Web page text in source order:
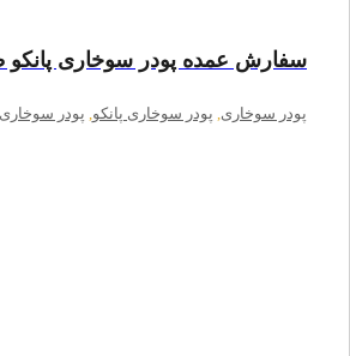
سفارش عمده پودر سوخاری پانکو
پودر سوخاری, پودر سوخاری پانکو, پودر